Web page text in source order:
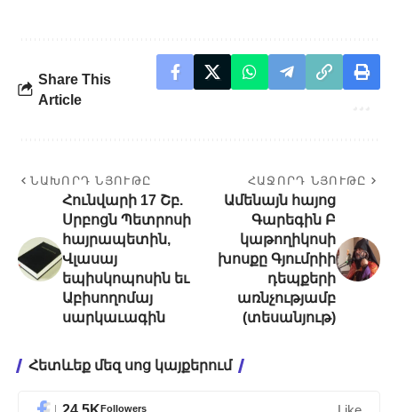
Share This
Article
ՆԱԽՈՐԴ ՆՅՈՒԹԸ
Հունվարի 17 Շբ.
Սրբոցն Պետրոսի
հայրապետին,
Վլասայ
եպիսկոպոսին եւ
Աբիսողոմայ
սարկաւագին
ՀԱՋՈՐԴ ՆՅՈՒԹԸ
Ամենայն հայոց
Գարեգին Բ
կաթողիկոսի
խոսքը Գյումրիի
դեպքերի
առնչությամբ
(տեսանյութ)
Հետևեք մեզ սոց կայքերում
Followers